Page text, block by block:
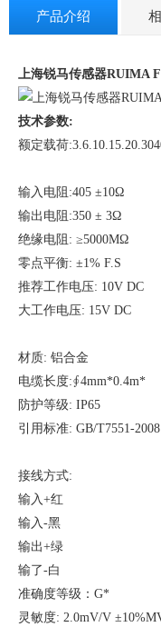
产品介绍
上海锐马传感器RUIMA
技术参数:
额定载荷
输入电阻:405 ±10Ω
输出电阻:350 ± 3Ω
绝缘电阻: ≥5000MΩ
零点平衡: ±1% F.S
推荐工作电压: 10V DC
大工作电压: 15V DC
材质: 铝合金
电缆长度:∮4mm*0.4m*
防护等级: IP65
引用标准: GB/T7551-
接线方式:
输入+红
输入-黑
输出+绿
输了-白
准确度等级：G*
灵敏度: 2.0mV/V